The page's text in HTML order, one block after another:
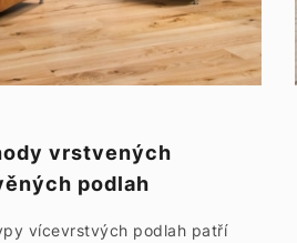
vrstvených
podlah
vícevrstvých podlah patří